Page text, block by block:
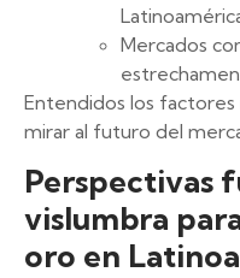
Mercados
Entendidos los
mirar al futuro del
Perspectivas
vislumbra
oro en